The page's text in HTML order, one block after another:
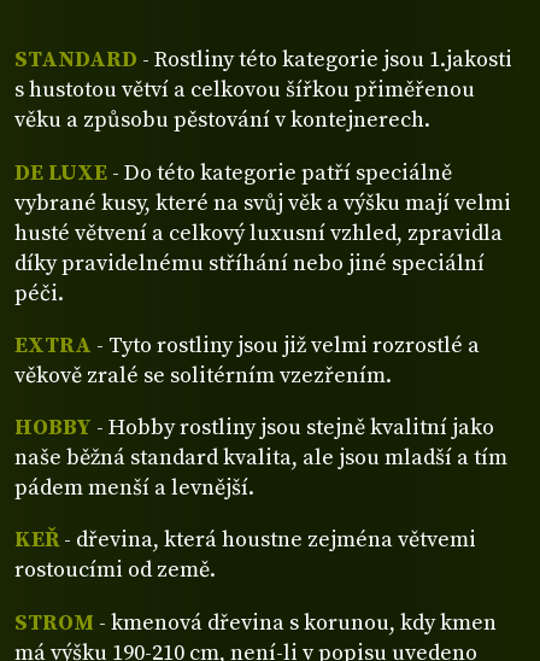
STANDARD - Rostliny této kategorie jsou 1.jakosti
s hustotou větví a celkovou šířkou přiměřenou
věku a způsobu pěstování v kontejnerech.
DE LUXE - Do této kategorie patří speciálně
vybrané kusy, které na svůj věk a výšku mají velmi
husté větvení a celkový luxusní vzhled, zpravidla
díky pravidelnému stříhání nebo jiné speciální
péči.
EXTRA - Tyto rostliny jsou již velmi rozrostlé a
věkově zralé se solitérním vzezřením.
HOBBY - Hobby rostliny jsou stejně kvalitní jako
naše běžná standard kvalita, ale jsou mladší a tím
pádem menší a levnější.
KEŘ- dřevina, která houstne zejména větvemi
rostoucími od země.
STROM - kmenová dřevina s korunou, kdy kmen
má výšku 190-210 cm, není-li v popisu uvedeno